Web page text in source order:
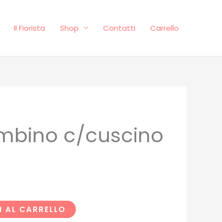
Il Fiorista Shop Contatti Carrello
c/cuscino
CARRELLO